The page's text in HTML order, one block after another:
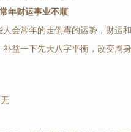
年财运事业不顺
人会常年的走倒霉的运势，财运
补益一下先天八字平衡，改变周
无